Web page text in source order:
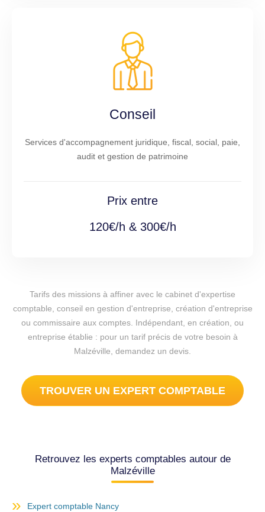
Conseil
Services d'accompagnement juridique, fiscal, social, paie,
audit et gestion de patrimoine
Prix entre
120€/h & 300€/h
Tarifs des missions à affiner avec le cabinet d'expertise
comptable, conseil en gestion d'entreprise, création d'entreprise
ou commissaire aux comptes. Indépendant, en création, ou
entreprise établie : pour un tarif précis de votre besoin à
Malzéville, demandez un devis.
TROUVER UN EXPERT COMPTABLE
Retrouvez les experts comptables autour de
Malzéville
Expert comptable Nancy